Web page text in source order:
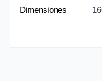
Dimensiones